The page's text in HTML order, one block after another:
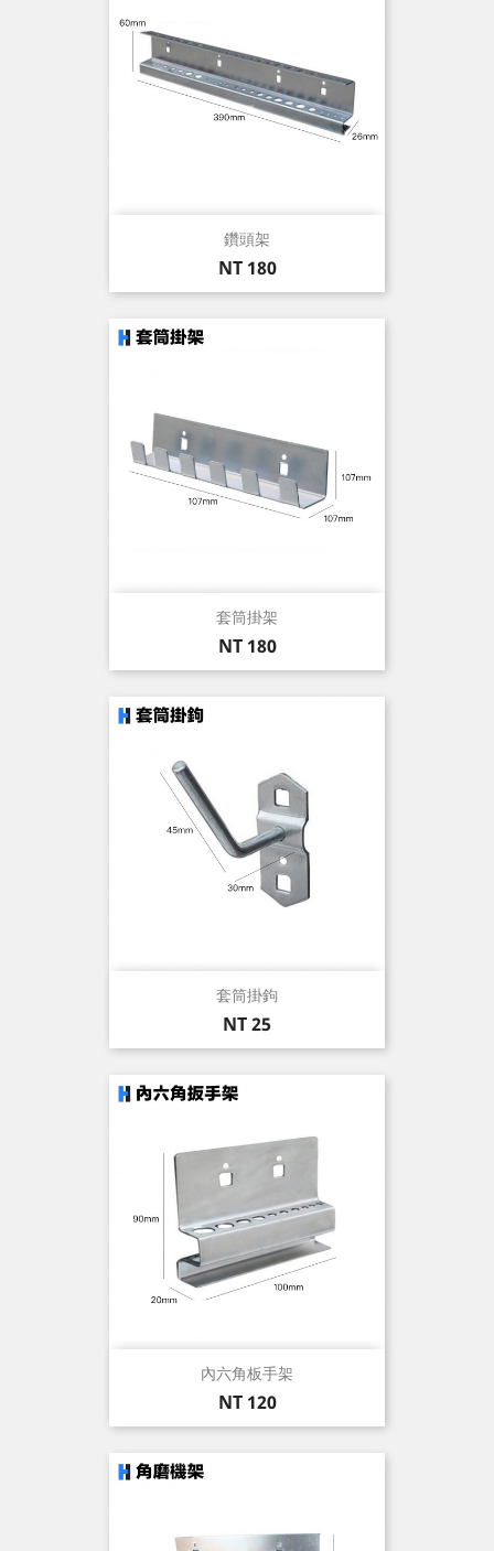
鑽頭架
價
格
NT 180
套筒掛架
價
格
NT 180
套筒掛鉤
價
格
NT 25
內六角板手架
價
格
NT 120